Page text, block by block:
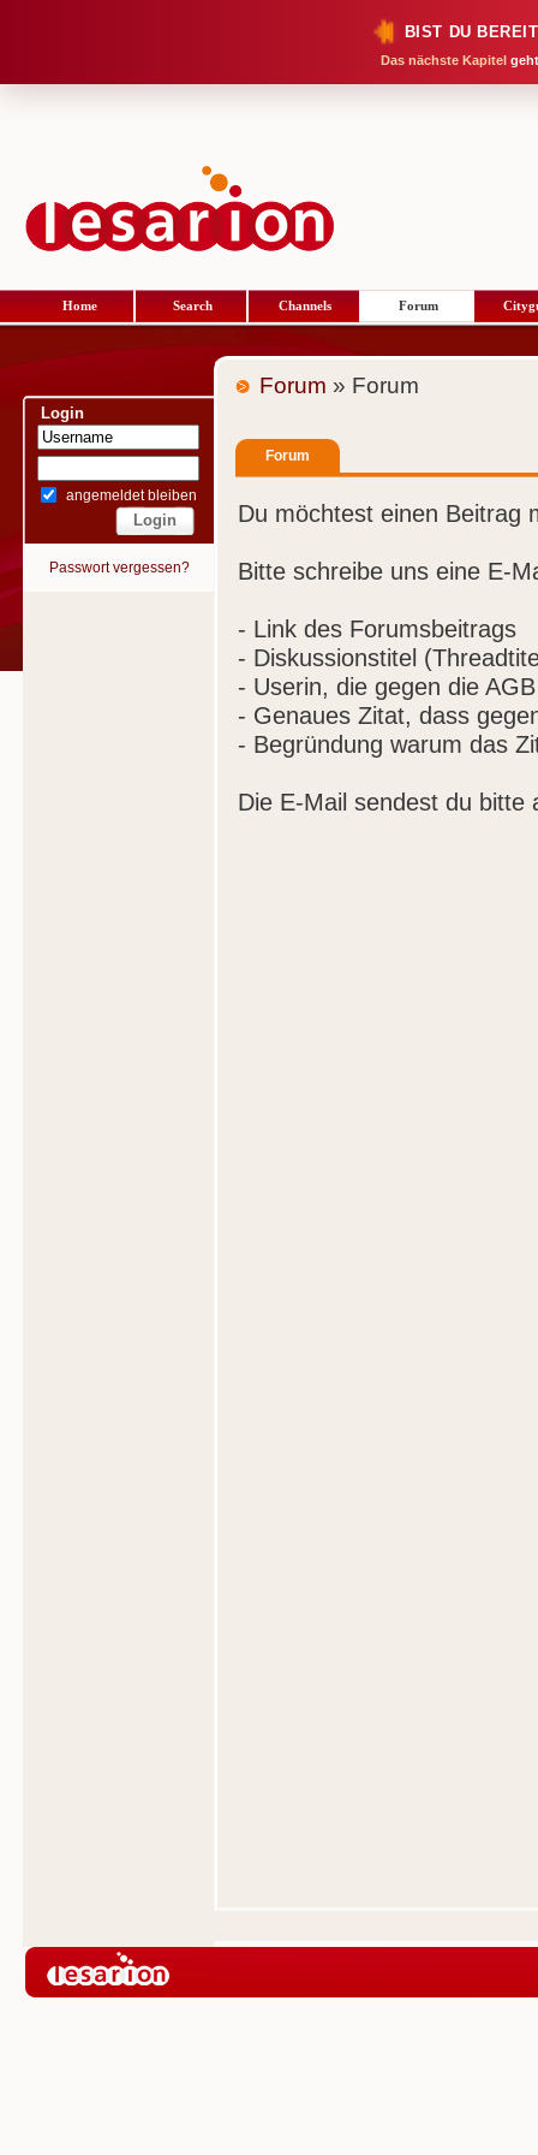
BIST DU
Das nächste Kapitel
Home Search Channels Forum
Login
angemeldet bleiben
Passwort vergessen?
Forum » Forum
Forum
Du möchtest einen Beitrag
Bitte schreibe uns eine E-
- Link des Forumsbeitrags
- Diskussionstitel
- Userin, die gegen die
- Genaues Zitat, dass
- Begründung warum das
Die E-Mail sendest du bitte